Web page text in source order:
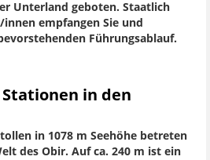
Unterland geboten. Staatlich
empfangen Sie und
Führungsablauf.
in den
in 1078 m Seehöhe betreten
des Obir. Auf ca. 240 m ist ein